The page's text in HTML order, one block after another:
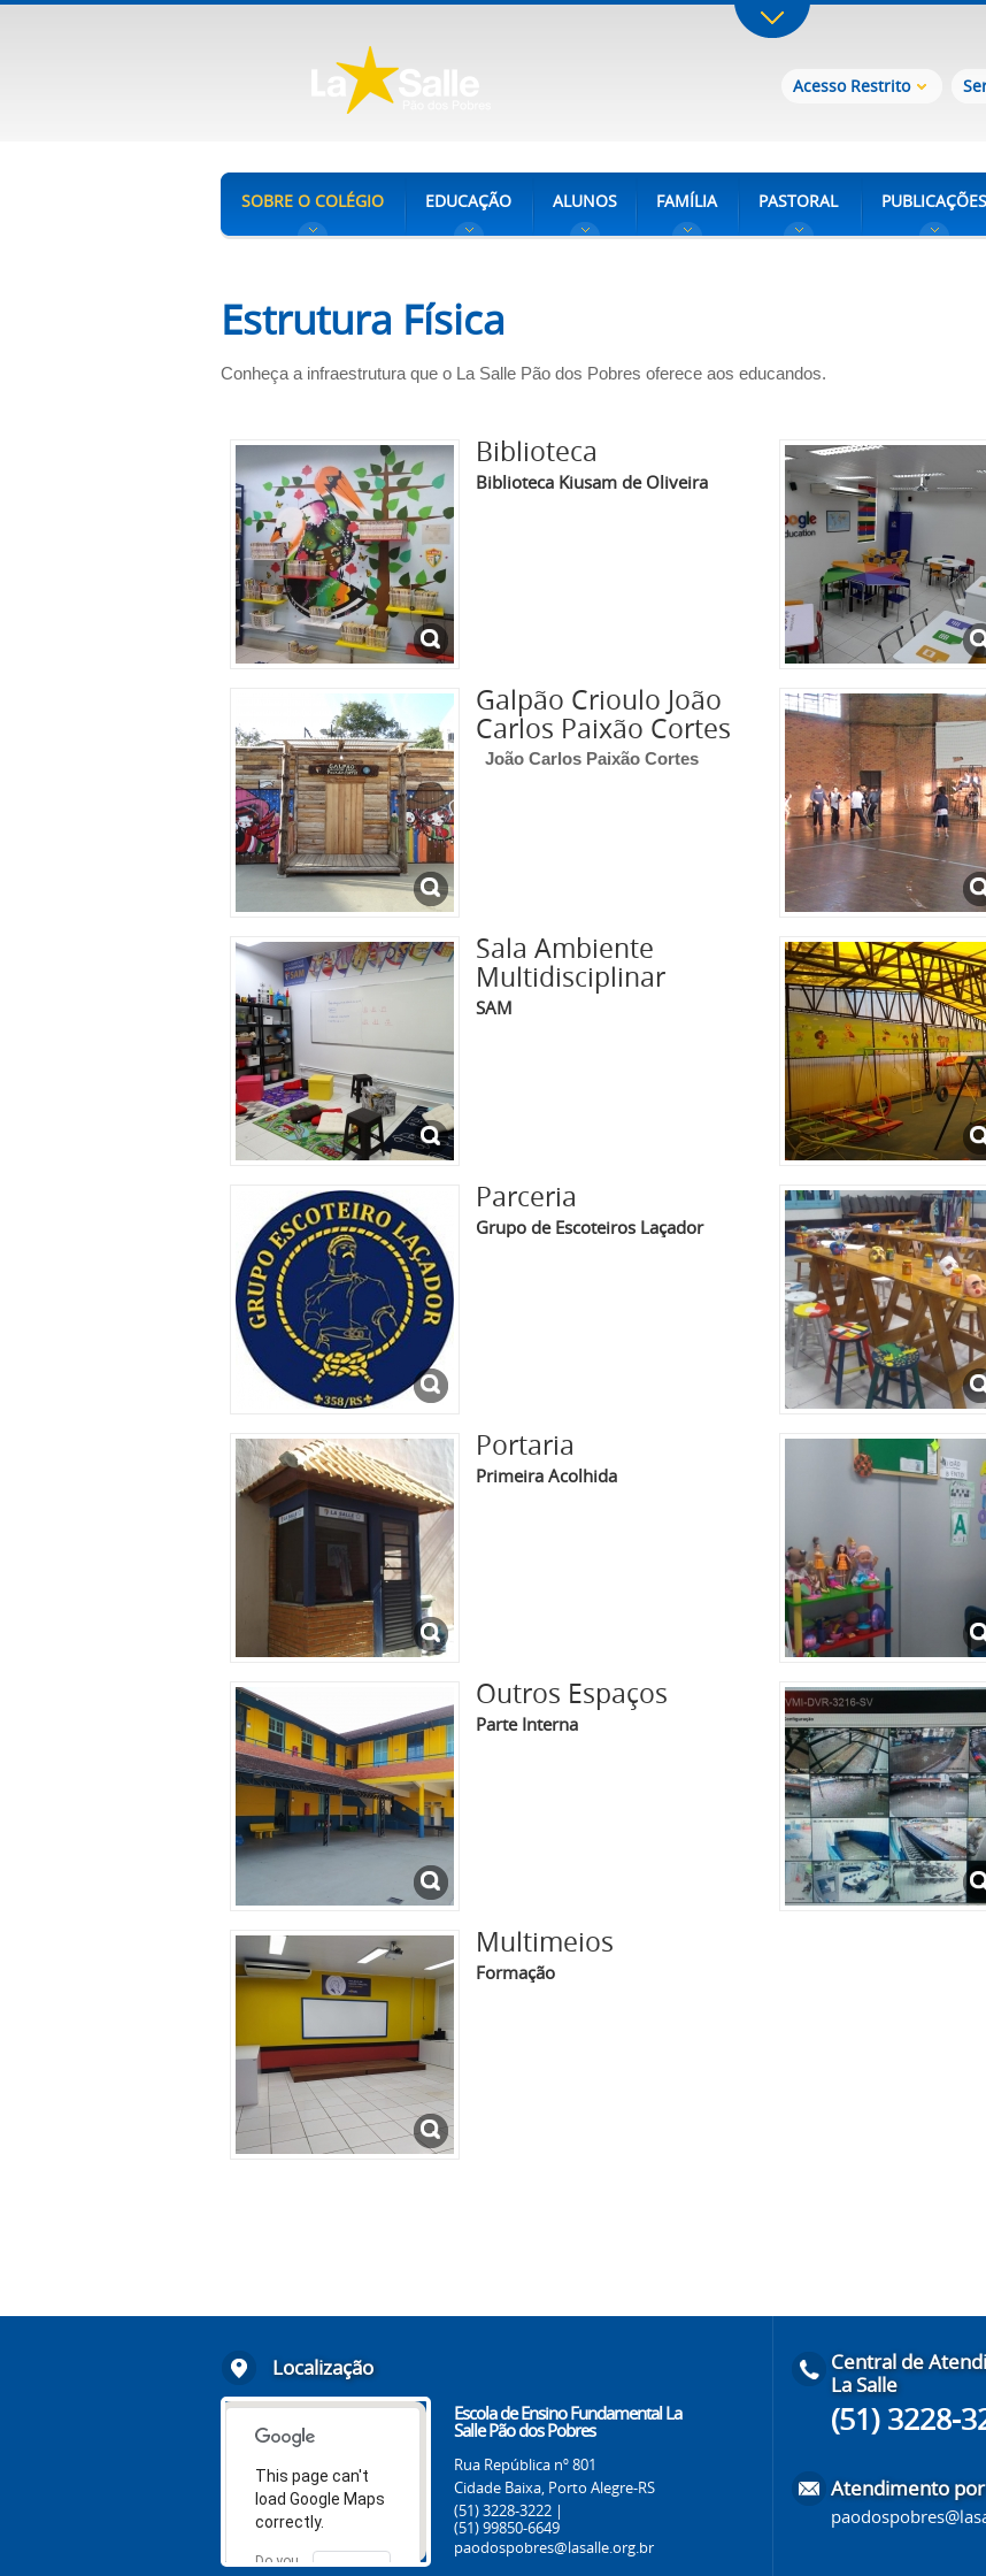
Acesso Restrito
SOBRE O COLÉGIO EDUCAÇÃO ALUNOS FAMÍLIA PASTORAL PUBLICAÇÕES
Estrutura Física
Conheça a infraestrutura que o La Salle Pão dos Pobres oferece aos educandos.
Biblioteca
Biblioteca Kiusam de Oliveira
Galpão Crioulo João
Carlos Paixão Cortes
João Carlos Paixão Cortes
Sala Ambiente
Multidisciplinar
SAM
Parceria
Grupo de Escoteiros Laçador
Portaria
Primeira Acolhida
Outros Espaços
Parte Interna
Multimeios
Formação
Localização
This page can't
load Google Maps
correctly.
Do you
OK
Escola de Ensino Fundamental La
Salle Pão dos Pobres
Rua República nº 801
Cidade Baixa, Porto Alegre-RS
(51) 3228-3222 |
(51) 99850-6649
paodospobres@lasalle.org.br
Central de
La Salle
(51) 3228-
Atendimento por